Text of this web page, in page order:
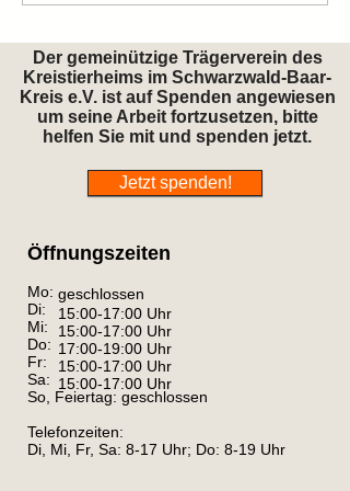
Der gemeinützige Trägerverein des
Kreistierheims im Schwarzwald-Baar-
Kreis e.V. ist auf Spenden angewiesen
um seine Arbeit fortzusetzen, bitte
helfen Sie mit und spenden jetzt.
Jetzt spenden!
Öffnungszeiten
Mo:
Di:
Mi:
Do:
Fr:
Sa:
So, Feiertag: geschlossen
Telefonzeiten:
Di, Mi, Fr, Sa: 8-17 Uhr; Do: 8-19 Uhr
geschlossen
15:00-17:00 Uhr
15:00-17:00 Uhr
17:00-19:00 Uhr
15:00-17:00 Uhr
15:00-17:00 Uhr